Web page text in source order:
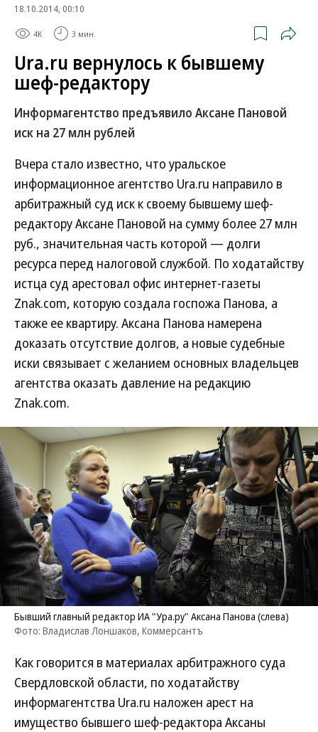
18.10.2014, 00:10
4K 3 мин.
Ura.ru вернулось к бывшему
шеф-редактору
Информагентство предъявило Аксане Пановой
иск на 27 млн рублей
Вчера стало известно, что уральское
информационное агентство Ura.ru направило в
арбитражный суд иск к своему бывшему шеф-
редактору Аксане Пановой на сумму более 27 млн
руб., значительная часть которой — долги
ресурса перед налоговой службой. По ходатайству
истца суд арестовал офис интернет-газеты
Znak.com, которую создала госпожа Панова, а
также ее квартиру. Аксана Панова намерена
доказать отсутствие долгов, а новые судебные
иски связывает с желанием основных владельцев
агентства оказать давление на редакцию
Znak.com.
Бывший главный редактор ИА "Ура.ру" Аксана Панова (слева)
Фото: Владислав Лоншаков, Коммерсантъ
Как говорится в материалах арбитражного суда
Свердловской области, по ходатайству
информагентства Ura.ru наложен арест на
имущество бывшего шеф-редактора Аксаны